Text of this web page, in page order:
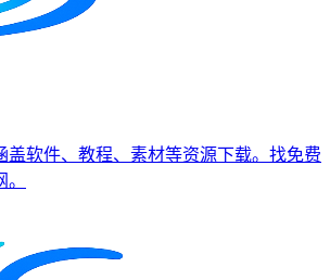
盖软件、教程、素材等资源下载。找免费